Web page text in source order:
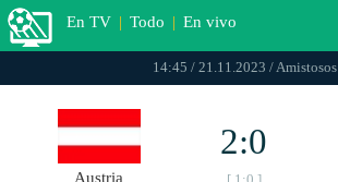
En TV | Todo | En vivo
14:45 / 21.11.2023 / Amistosos
Austria
2:0